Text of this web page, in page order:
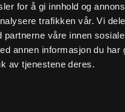
for å gi innhold og
trafikken vår. Vi
våre innen
annen informasjon du
av tjenestene deres.
Leather Collection
gör en retur?